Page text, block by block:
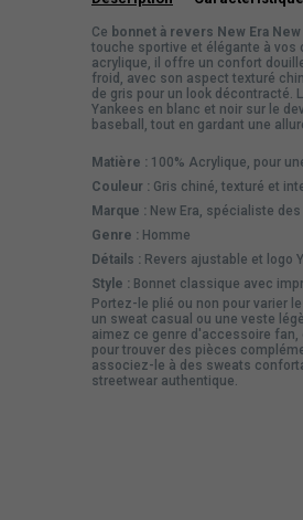
Ce bonnet à revers New Era
touche sportive et élégante à vos
acrylique, il offre un confort
froid, avec son aspect texturé
de gris pour un look décontracté.
Yankees en blanc et noir sur le
baseball, tout en gardant une
Matière :100% Acrylique, pour
Couleur :Gris chiné, texturé et
Marque :New Era, spécialiste
Genre :Homme
Détails :Revers ajustable et logo
Style :Bonnet classique avec
Portez-le plié ou non pour varier
un sweat casual ou une veste
aimez ce genre d'accessoire fan,
pour trouver des pièces
associez-le à des sweats
streetwear authentique.